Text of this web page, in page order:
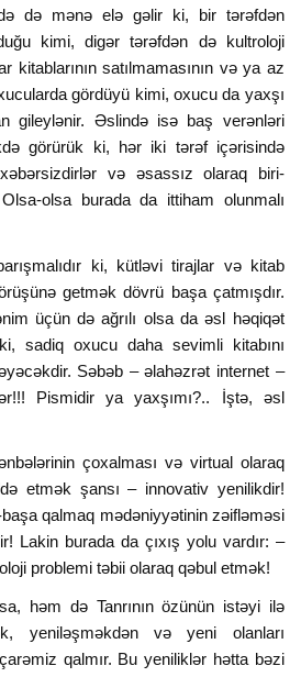
də mənə elə gəlir ki, bir tərəfdən
kimi, digər tərəfdən də kultroloji
kitablarının satılmamasının və ya az
gördüyü kimi, oxucu da yaxşı
gileylənir. Əslində isə baş verənləri
görürük ki, hər iki tərəf içərisində
və əsassız olaraq biri-
olsa burada da ittiham olunmalı
ki, kütləvi tirajlar və kitab
getmək dövrü başa çatmışdır.
üçün də ağrılı olsa da əsl həqiqət
sadiq oxucu daha sevimli kitabını
Səbəb – əlahəzrət internet –
Pismidir ya yaxşımı?.. İştə, əsl
çoxalması və virtual olaraq
etmək şansı – innovativ yenilikdir!
qalmaq mədəniyyətinin zəifləməsi
Lakin burada da çıxış yolu vardır: –
problemi təbii olaraq qəbul etmək!
həm də Tanrının özünün istəyi ilə
yeniləşməkdən və yeni olanları
qalmır. Bu yeniliklər hətta bəzi